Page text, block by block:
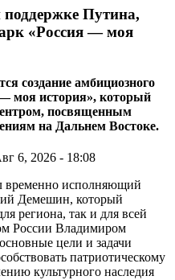
Путина,
«Россия — моя
создание амбициозного
моя история», который
посвященным
на Дальнем Востоке.
6, 2026 - 18:08
временно исполняющий
Демешин, который
региона, так и для всей
России Владимиром
цели и задачи
патриотическому
культурного наследия